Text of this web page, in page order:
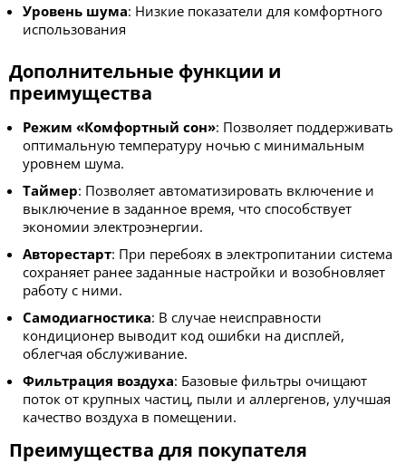
Уровень шума: Низкие показатели для комфортного
использования
Дополнительные функции и
преимущества
Режим «Комфортный сон»: Позволяет поддерживать
оптимальную температуру ночью с минимальным
уровнем шума.
Таймер: Позволяет автоматизировать включение и
выключение в заданное время, что способствует
экономии электроэнергии.
Авторестарт: При перебоях в электропитании система
сохраняет ранее заданные настройки и возобновляет
работу с ними.
Самодиагностика: В случае неисправности
кондиционер выводит код ошибки на дисплей,
облегчая обслуживание.
Фильтрация воздуха: Базовые фильтры очищают
поток от крупных частиц, пыли и аллергенов, улучшая
качество воздуха в помещении.
Преимущества для покупателя